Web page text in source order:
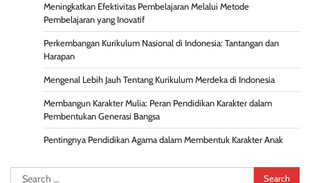
Meningkatkan Efektivitas Pembelajaran Melalui Metode
Pembelajaran yang Inovatif
Perkembangan Kurikulum Nasional di Indonesia: Tantangan dan
Harapan
Mengenal Lebih Jauh Tentang Kurikulum Merdeka di Indonesia
Membangun Karakter Mulia: Peran Pendidikan Karakter dalam
Pembentukan Generasi Bangsa
Pentingnya Pendidikan Agama dalam Membentuk Karakter Anak
Search